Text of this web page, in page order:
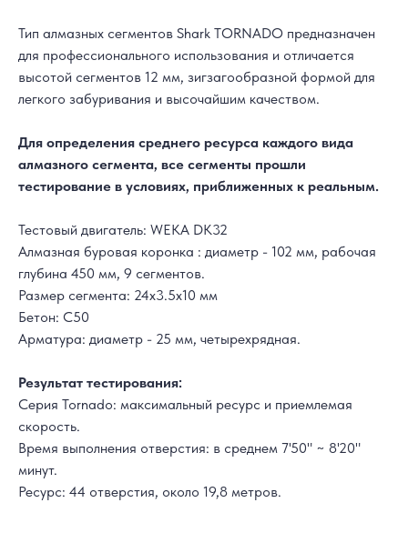
Тип алмазных сегментов Shark TORNADO предназначен
для профессионального использования и отличается
высотой сегментов 12 мм, зигзагообразной формой для
легкого забуривания и высочайшим качеством.
Для определения среднего ресурса каждого вида
алмазного сегмента, все сегменты прошли
тестирование в условиях, приближенных к реальным.
Тестовый двигатель: WEKA DK32
Алмазная буровая коронка : диаметр - 102 мм, рабочая
глубина 450 мм, 9 сегментов.
Размер сегмента: 24x3.5x10 мм
Бетон: С50
Арматура: диаметр - 25 мм, четырехрядная.
Результат тестирования:
Серия Tornado: максимальный ресурс и приемлемая
скорость.
Время выполнения отверстия: в среднем 7'50" ~ 8'20"
минут.
Ресурс: 44 отверстия, около 19,8 метров.